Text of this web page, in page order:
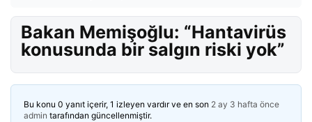
Bakan Memişoğlu: “Hantavirüs
konusunda bir salgın riski yok”
Bu konu 0 yanıt içerir, 1 izleyen vardır ve en son 2 ay 3 hafta önce
admin tarafından güncellenmiştir.